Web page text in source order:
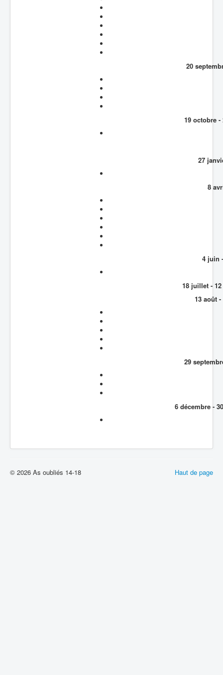
20
19 octobre -
27
8
4 juin
18 juillet -
13 août
29
6 décembre -
Haut de page
© 2026 As oubliés 14-18